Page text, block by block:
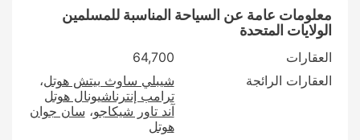
District of Columbia
Georgia
Hawaii
Idaho
معلومات عامة عن السياحة المناسبة للمسلمين
الولايات المتحدة
العقارات
64,700
العقارات الرائجة
شيبلي ساوث بيتش هوتل
ترامب إنترناشيونال هوتل
آند تاور شيكاجو سان جوان
هوتل